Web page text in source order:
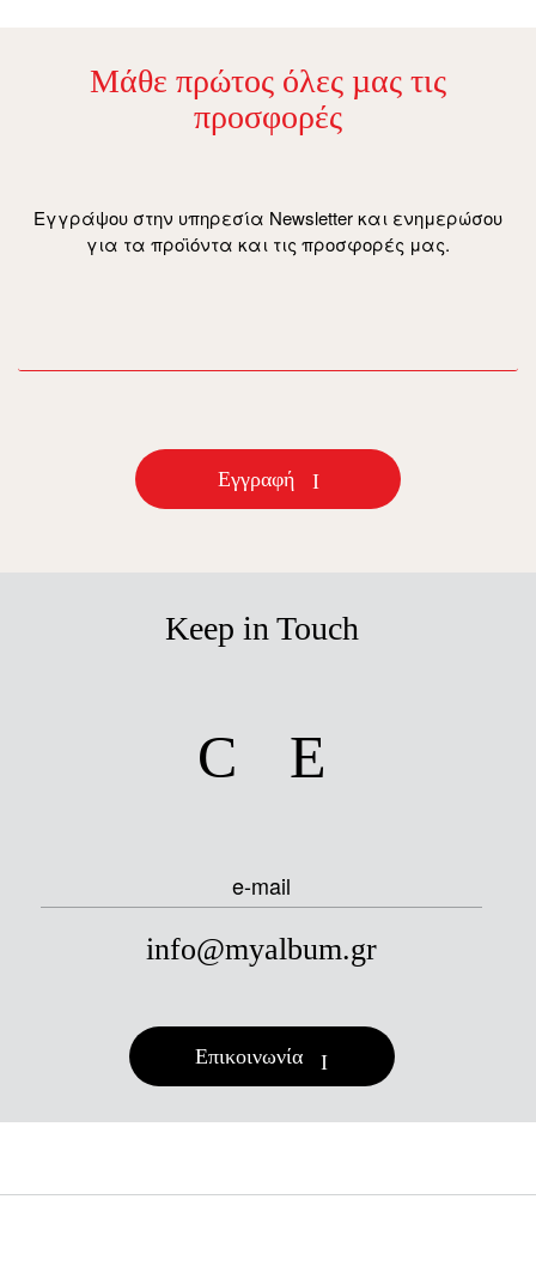
Μάθε πρώτος όλες µας τις
προσφορές
Εγγράψου στην υπηρεσία Newsletter και ενημερώσου
για τα προϊόντα και τις προσφορές μας.
Εγγραφή
Keep in Touch
e-mail
info@myalbum.gr
Επικοινωνία